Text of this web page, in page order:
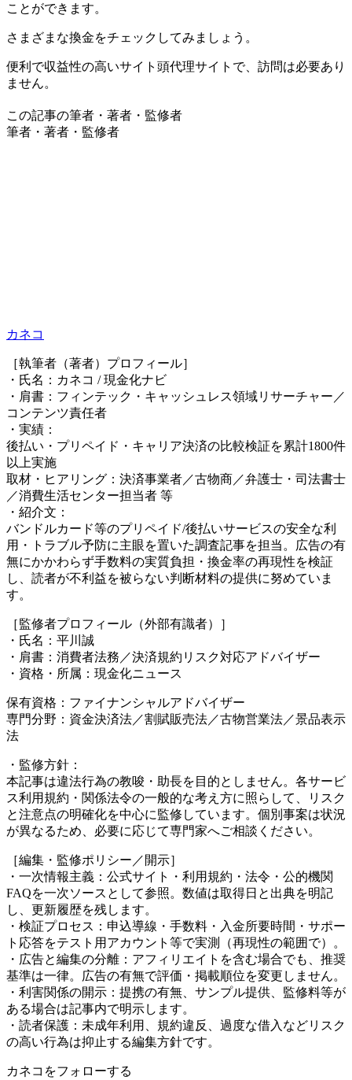
ことができます。
さまざまな換金をチェックしてみましょう。
便利で収益性の高いサイト頭代理サイトで、訪問は必要あり
ません。
この記事の筆者・著者・監修者
筆者・著者・監修者
カネコ
［執筆者（著者）プロフィール］
・氏名：カネコ / 現金化ナビ
・肩書：フィンテック・キャッシュレス領域リサーチャー／
コンテンツ責任者
・実績：
後払い・プリペイド・キャリア決済の比較検証を累計1800件
以上実施
取材・ヒアリング：決済事業者／古物商／弁護士・司法書士
／消費生活センター担当者 等
・紹介文：
バンドルカード等のプリペイド/後払いサービスの安全な利
用・トラブル予防に主眼を置いた調査記事を担当。広告の有
無にかかわらず手数料の実質負担・換金率の再現性を検証
し、読者が不利益を被らない判断材料の提供に努めていま
す。
［監修者プロフィール（外部有識者）］
・氏名：平川誠
・肩書：消費者法務／決済規約リスク対応アドバイザー
・資格・所属：現金化ニュース
保有資格：ファイナンシャルアドバイザー
専門分野：資金決済法／割賦販売法／古物営業法／景品表示
法
・監修方針：
本記事は違法行為の教唆・助長を目的としません。各サービ
ス利用規約・関係法令の一般的な考え方に照らして、リスク
と注意点の明確化を中心に監修しています。個別事案は状況
が異なるため、必要に応じて専門家へご相談ください。
［編集・監修ポリシー／開示］
・一次情報主義：公式サイト・利用規約・法令・公的機関
FAQを一次ソースとして参照。数値は取得日と出典を明記
し、更新履歴を残します。
・検証プロセス：申込導線・手数料・入金所要時間・サポー
ト応答をテスト用アカウント等で実測（再現性の範囲で）。
・広告と編集の分離：アフィリエイトを含む場合でも、推奨
基準は一律。広告の有無で評価・掲載順位を変更しません。
・利害関係の開示：提携の有無、サンプル提供、監修料等が
ある場合は記事内で明示します。
・読者保護：未成年利用、規約違反、過度な借入などリスク
の高い行為は抑止する編集方針です。
カネコをフォローする